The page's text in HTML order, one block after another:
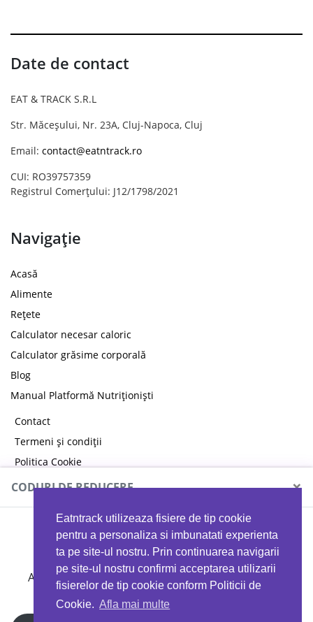
Eatntrack utilizeaza fisiere de tip cookie
pentru a personaliza si imbunatati experienta
ta pe site-ul nostru. Prin continuarea navigarii
pe site-ul nostru confirmi acceptarea utilizarii
fisierelor de tip cookie conform Politicii de
Cookie. Afla mai multe
Date de contact
EAT & TRACK S.R.L
Str. Măceșului, Nr. 23A, Cluj-Napoca, Cluj
Email: contact@eatntrack.ro
CUI: RO39757359
Registrul Comerțului: J12/1798/2021
Navigație
Acasă
Alimente
Rețete
Calculator necesar caloric
Calculator grăsime corporală
Blog
Manual Platformă Nutriționiști
Contact
Termeni și condiții
Politica Cookie
Politica de confidențialitate
CODURI DE REDUCERE ×
MYPROTEIN
Ai 40%reducere la orice comandă folosind codul
EATTRACK